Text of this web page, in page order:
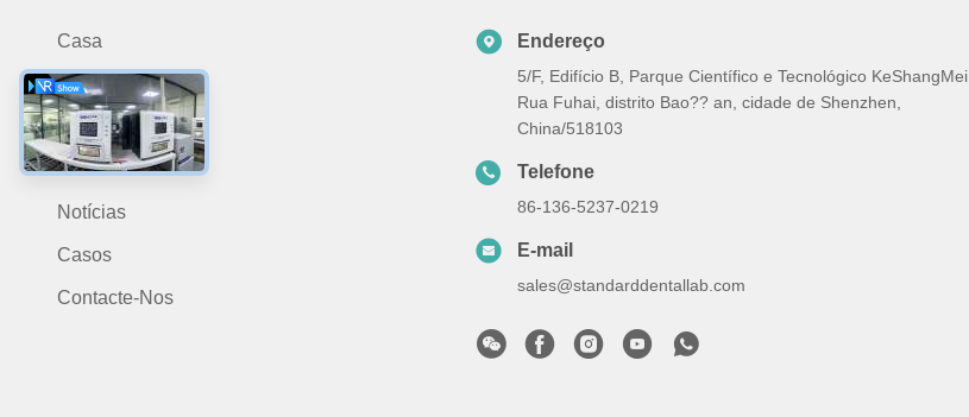
Casa
Produtos
Sobre Nós
Vídeo
Notícias
Casos
Contacte-Nos
Endereço
5/F, Edifício B, Parque Científico e Tecnológico KeShangMei,
Rua Fuhai, distrito Bao?? an, cidade de Shenzhen,
China/518103
Telefone
86-136-5237-0219
E-mail
sales@standarddentallab.com